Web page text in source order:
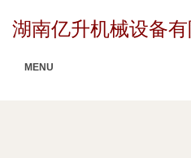
湖南亿升机械设备有
MENU